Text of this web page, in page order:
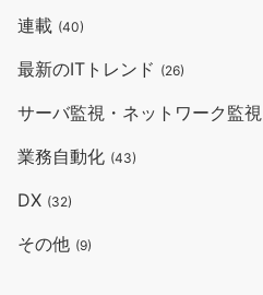
連載 (40)
最新のITトレンド (26)
サーバ監視・ネットワーク監視
業務自動化 (43)
DX (32)
その他 (9)